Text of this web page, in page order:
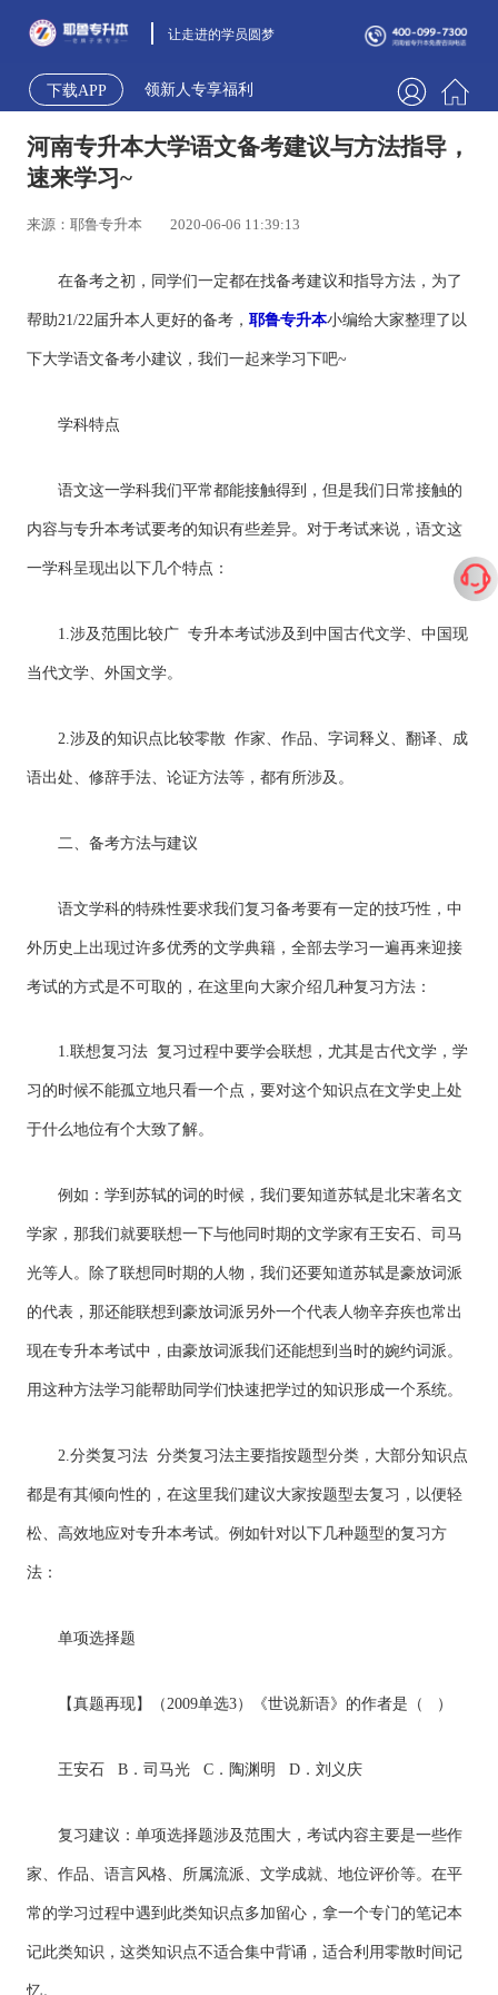
让走进的学员圆梦
下载APP 领新人专享福利
河南专升本大学语文备考建议与方法指导，
速来学习~
来源：耶鲁专升本 2020-06-06 11:39:13
在备考之初，同学们一定都在找备考建议和指导方法，为了
帮助21/22届升本人更好的备考， 耶鲁专升本小编给大家整理了以
下大学语文备考小建议，我们一起来学习下吧~
学科特点
语文这一学科我们平常都能接触得到，但是我们日常接触的
内容与专升本考试要考的知识有些差异。对于考试来说，语文这
一学科呈现出以下几个特点：
1.涉及范围比较广 专升本考试涉及到中国古代文学、中国现
当代文学、外国文学。
2.涉及的知识点比较零散 作家、作品、字词释义、翻译、成
语出处、修辞手法、论证方法等，都有所涉及。
二、备考方法与建议
语文学科的特殊性要求我们复习备考要有一定的技巧性，中
外历史上出现过许多优秀的文学典籍，全部去学习一遍再来迎接
考试的方式是不可取的，在这里向大家介绍几种复习方法：
1.联想复习法 复习过程中要学会联想，尤其是古代文学，学
习的时候不能孤立地只看一个点，要对这个知识点在文学史上处
于什么地位有个大致了解。
例如：学到苏轼的词的时候，我们要知道苏轼是北宋著名文
学家，那我们就要联想一下与他同时期的文学家有王安石、司马
光等人。除了联想同时期的人物，我们还要知道苏轼是豪放词派
的代表，那还能联想到豪放词派另外一个代表人物辛弃疾也常出
现在专升本考试中，由豪放词派我们还能想到当时的婉约词派。
用这种方法学习能帮助同学们快速把学过的知识形成一个系统。
2.分类复习法 分类复习法主要指按题型分类，大部分知识点
都是有其倾向性的，在这里我们建议大家按题型去复习，以便轻
松、高效地应对专升本考试。例如针对以下几种题型的复习方
法：
单项选择题
【真题再现】（2009单选3）《世说新语》的作者是（ ）
王安石 B．司马光 C．陶渊明 D．刘义庆
复习建议：单项选择题涉及范围大，考试内容主要是一些作
家、作品、语言风格、所属流派、文学成就、地位评价等。在平
常的学习过程中遇到此类知识点多加留心，拿一个专门的笔记本
记此类知识，这类知识点不适合集中背诵，适合利用零散时间记
忆。